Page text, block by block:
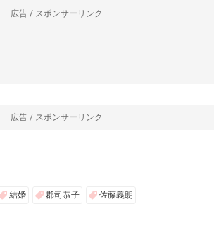
広告 / スポンサーリンク
広告 / スポンサーリンク
結婚 郡司恭子 佐藤義朗